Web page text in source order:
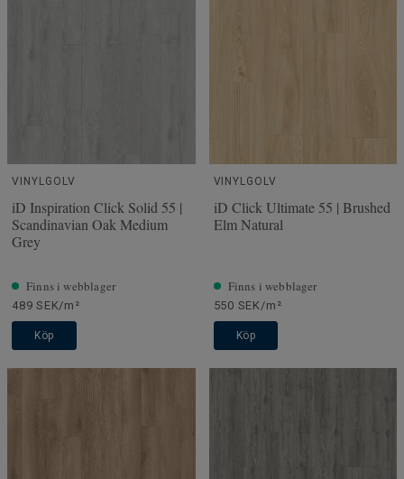
VINYLGOLV
iD Inspiration Click Solid 55 |
Scandinavian Oak Medium
Grey
Finns i webblager
489 SEK/m²
Köp
VINYLGOLV
iD Click Ultimate 55 | Brushed
Elm Natural
Finns i webblager
550 SEK/m²
Köp